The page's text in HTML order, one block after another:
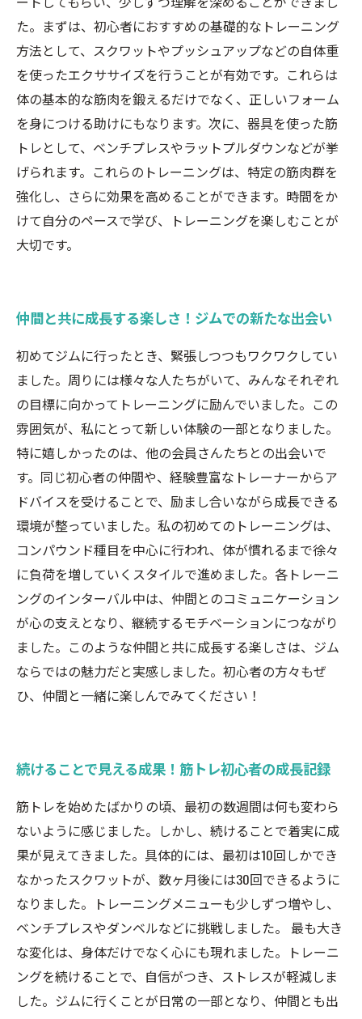
た。まずは、初心者におすすめの基礎的なトレーニング
方法として、スクワットやプッシュアップなどの自体重
を使ったエクササイズを行うことが有効です。これらは
体の基本的な筋肉を鍛えるだけでなく、正しいフォーム
を身につける助けにもなります。次に、器具を使った筋
トレとして、ベンチプレスやラットプルダウンなどが挙
げられます。これらのトレーニングは、特定の筋肉群を
強化し、さらに効果を高めることができます。時間をか
けて自分のペースで学び、トレーニングを楽しむことが
大切です。
仲間と共に成長する楽しさ！ジムでの新たな出会い
初めてジムに行ったとき、緊張しつつもワクワクしてい
ました。周りには様々な人たちがいて、みんなそれぞれ
の目標に向かってトレーニングに励んでいました。この
雰囲気が、私にとって新しい体験の一部となりました。
特に嬉しかったのは、他の会員さんたちとの出会いで
す。同じ初心者の仲間や、経験豊富なトレーナーからア
ドバイスを受けることで、励まし合いながら成長できる
環境が整っていました。私の初めてのトレーニングは、
コンパウンド種目を中心に行われ、体が慣れるまで徐々
に負荷を増していくスタイルで進めました。各トレーニ
ングのインターバル中は、仲間とのコミュニケーション
が心の支えとなり、継続するモチベーションにつながり
ました。このような仲間と共に成長する楽しさは、ジム
ならではの魅力だと実感しました。初心者の方々もぜ
ひ、仲間と一緒に楽しんでみてください！
続けることで見える成果！筋トレ初心者の成長記録
筋トレを始めたばかりの頃、最初の数週間は何も変わら
ないように感じました。しかし、続けることで着実に成
果が見えてきました。具体的には、最初は10回しかでき
なかったスクワットが、数ヶ月後には30回できるように
なりました。トレーニングメニューも少しずつ増やし、
ベンチプレスやダンベルなどに挑戦しました。 最も大き
な変化は、身体だけでなく心にも現れました。トレーニ
ングを続けることで、自信がつき、ストレスが軽減しま
した。ジムに行くことが日常の一部となり、仲間とも出